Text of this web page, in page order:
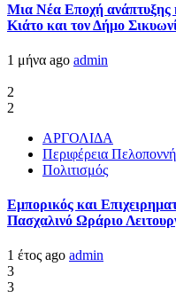
Μια Νέα Εποχή ανάπτυξης
Κιάτο και τον Δήμο
1 μήνα ago admin
2
2
ΑΡΓΟΛΙΔΑ
Περιφέρεια
Πολιτισμός
Εμπορικός και
Πασχαλινό Ωράριο
1 έτος ago admin
3
3